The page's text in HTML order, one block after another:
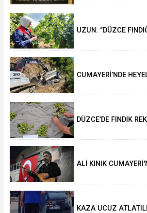
UZUN: “DÜZCE
CUMAYERİ’NDE
DÜZCE’DE FINDIK
ALİ KINIK
KAZA UCUZ